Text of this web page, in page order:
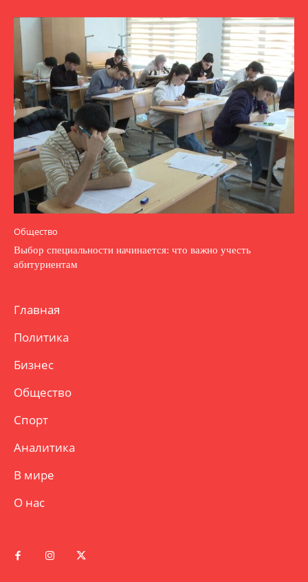
Общество
Выбор специальности начинается: что важно учесть
абитуриентам
Главная
Политика
Бизнес
Общество
Спорт
Аналитика
В мире
О нас